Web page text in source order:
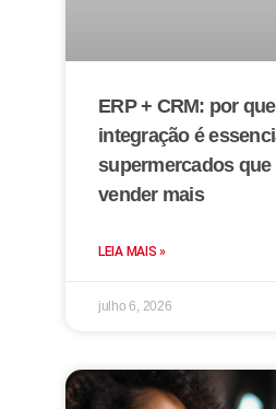
ERP + CRM: por
integração é
supermercados que
vender mais
LEIA MAIS »
julho 6, 2026